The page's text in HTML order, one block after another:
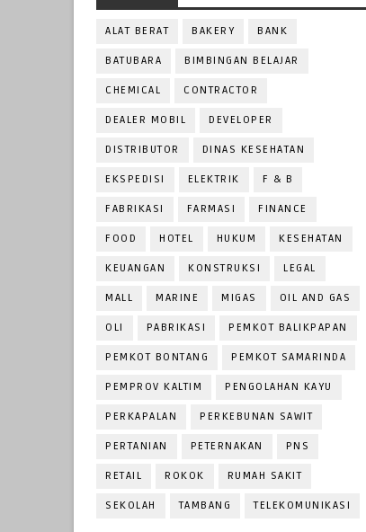
ALAT BERAT BAKERY BANK
BATUBARA BIMBINGAN BELAJAR
CHEMICAL CONTRACTOR
DEALER MOBIL DEVELOPER
DISTRIBUTOR DINAS KESEHATAN
EKSPEDISI ELEKTRIK F & B
FABRIKASI FARMASI FINANCE
FOOD HOTEL HUKUM KESEHATAN
KEUANGAN KONSTRUKSI LEGAL
MALL MARINE MIGAS OIL AND GAS
OLI PABRIKASI PEMKOT BALIKPAPAN
PEMKOT BONTANG PEMKOT SAMARINDA
PEMPROV KALTIM PENGOLAHAN KAYU
PERKAPALAN PERKEBUNAN SAWIT
PERTANIAN PETERNAKAN PNS
RETAIL ROKOK RUMAH SAKIT
SEKOLAH TAMBANG TELEKOMUNIKASI